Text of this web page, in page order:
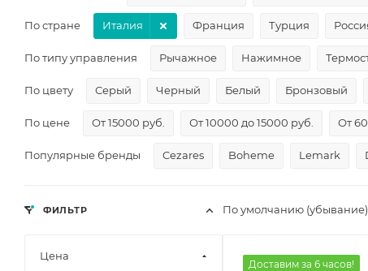
По стране Франция Турция
Италия
По типу управления Рычажное Нажимное
По цвету Серый Черный Белый Бронзовый
По цене От 15000 руб. От 10000 до 15000 руб. От
Популярные бренды Cezares Boheme Lemark
По умолчанию (убывание)
Доставим за 6 часов!
ФИЛЬТР
Цена